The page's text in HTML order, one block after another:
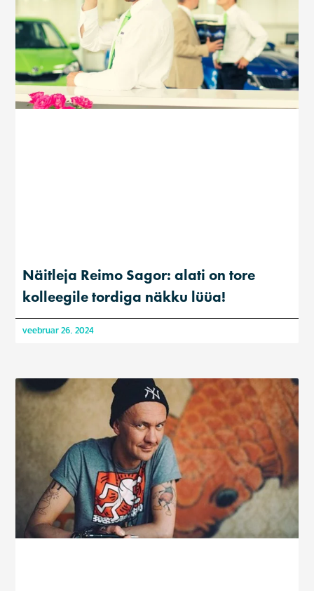
Näitleja Reimo Sagor: alati on tore
kolleegile tordiga näkku lüüa!
veebruar 26, 2024